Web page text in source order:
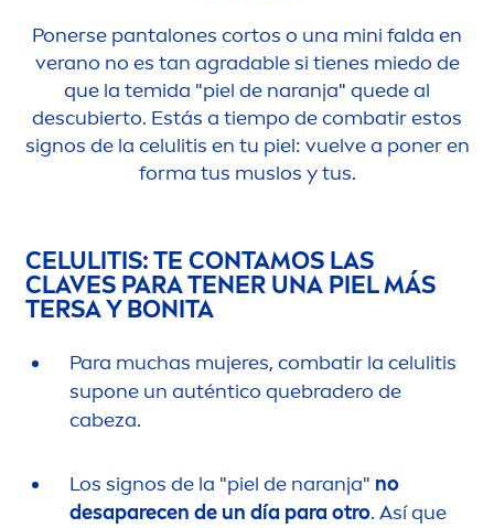
Ponerse pantalones cortos o una mini falda en
verano no es tan agradable si tienes miedo de
que la temida "piel de naranja" quede al
descubierto. Estás a tiempo de combatir estos
signos de la celulitis en tu piel: vuelve a poner en
forma tus muslos y tus.
CELULITIS: TE CONTAMOS LAS
CLAVES PARA TENER UNA PIEL MÁS
TERSA Y BONITA
Para muchas mujeres, combatir la celulitis
supone un auténtico quebradero de
cabeza.
Los signos de la "piel de naranja" no
desaparecen de un día para otro. Así que